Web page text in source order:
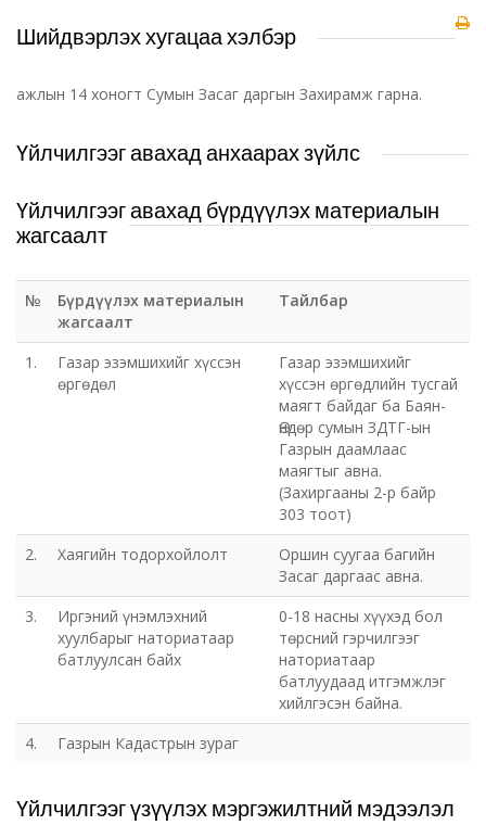
Шийдвэрлэх хугацаа хэлбэр
ажлын 14 хоногт Сумын Засаг даргын Захирамж гарна.
Үйлчилгээг авахад анхаарах зүйлс
Үйлчилгээг авахад бүрдүүлэх материалын
жагсаалт
№
Бүрдүүлэх материалын
жагсаалт
Тайлбар
1.
Газар эзэмшихийг хүссэн
өргөдөл
Газар эзэмшихийг
хүссэн өргөдлийн тусгай
маягт байдаг ба Баян-
Өндөр сумын ЗДТГ-ын
Газрын даамлаас
маягтыг авна.
(Захиргааны 2-р байр
303 тоот)
2.
Хаягийн тодорхойлолт
Оршин суугаа багийн
Засаг даргаас авна.
3.
Иргэний үнэмлэхний
хуулбарыг наториатаар
батлуулсан байх
0-18 насны хүүхэд бол
төрсний гэрчилгээг
наториатаар
батлуудаад итгэмжлэг
хийлгэсэн байна.
4.
Газрын Кадастрын зураг
Үйлчилгээг үзүүлэх мэргэжилтний мэдээлэл